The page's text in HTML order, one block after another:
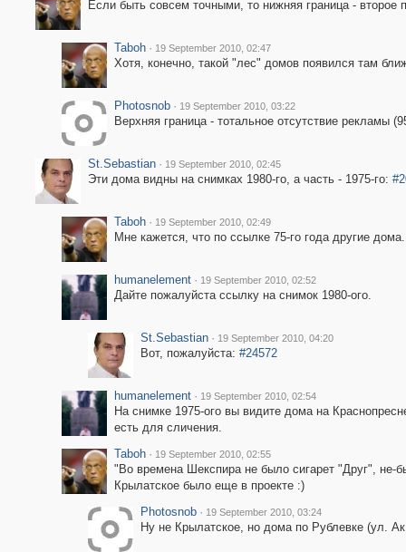
Если быть совсем точными, то нижняя граница - второе
Taboh · 19 September 2010, 02:47
Хотя, конечно, такой "лес" домов появился там
Photosnob · 19 September 2010, 03:22
Верхняя граница - тотальное отсутствие рекламы
St.Sebastian · 19 September 2010, 02:45
Эти дома видны на снимках 1980-го, а часть - 1975-го:
Taboh · 19 September 2010, 02:49
Мне кажется, что по ссылке 75-го года другие дома.
humanelement · 19 September 2010, 02:52
Дайте пожалуйста ссылку на снимок 1980-ого.
St.Sebastian · 19 September 2010, 04:20
Вот, пожалуйста: #24572
humanelement · 19 September 2010, 02:54
На снимке 1975-ого вы видите дома на
есть для сличения.
Taboh · 19 September 2010, 02:55
"Во времена Шекспира не было сигарет "Друг", не-
Крылатское было еще в проекте :)
Photosnob · 19 September 2010, 03:24
Ну не Крылатское, но дома по Рублевке (ул.